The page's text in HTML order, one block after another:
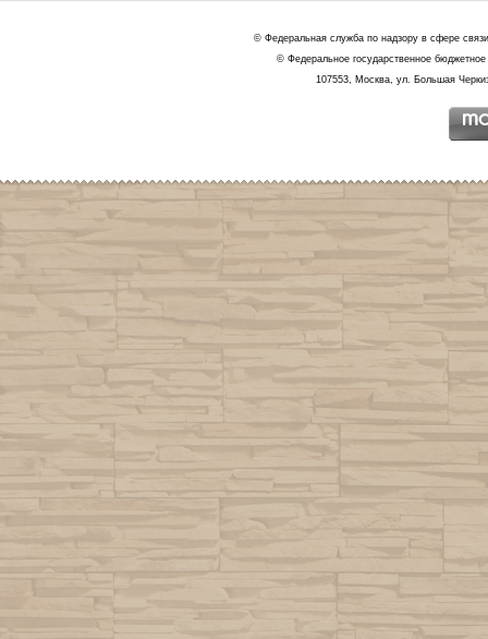
© Федеральная служба по надзору в сфере
© Федеральное государственное
107553, Москва, ул. Большая